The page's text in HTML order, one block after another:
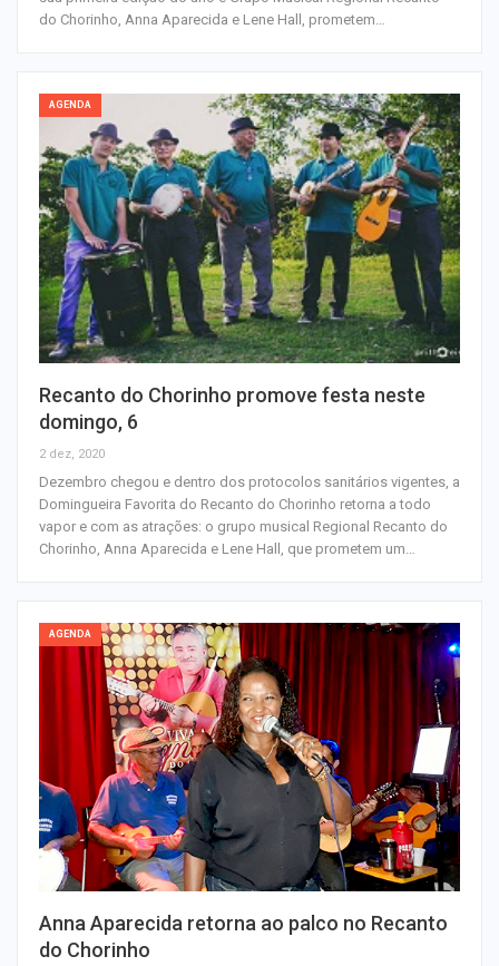
do Chorinho, Anna Aparecida e Lene Hall, prometem…
AGENDA
Recanto do Chorinho promove festa neste
domingo, 6
2 dez, 2020
Dezembro chegou e dentro dos protocolos sanitários vigentes, a
Domingueira Favorita do Recanto do Chorinho retorna a todo
vapor e com as atrações: o grupo musical Regional Recanto do
Chorinho, Anna Aparecida e Lene Hall, que prometem um…
AGENDA
Anna Aparecida retorna ao palco no Recanto
do Chorinho